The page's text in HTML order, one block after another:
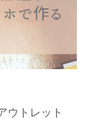
ウトレット